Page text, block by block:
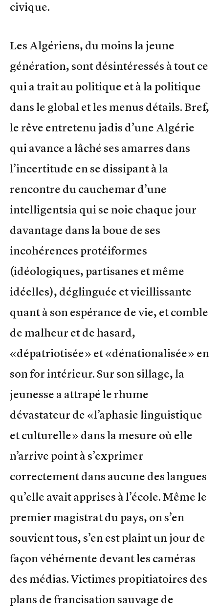
civique.
Les Algériens, du moins la jeune
génération, sont désintéressés à tout ce
qui a trait au politique et à la politique
dans le global et les menus détails. Bref,
le rêve entretenu jadis d’une Algérie
qui avance a lâché ses amarres dans
l’incertitude en se dissipant à la
rencontre du cauchemar d’une
intelligentsia qui se noie chaque jour
davantage dans la boue de ses
incohérences protéiformes
(idéologiques, partisanes et même
idéelles), déglinguée et vieillissante
quant à son espérance de vie, et comble
de malheur et de hasard,
«dépatriotisée» et «dénationalisée» en
son for intérieur. Sur son sillage, la
jeunesse a attrapé le rhume
dévastateur de «l’aphasie linguistique
et culturelle» dans la mesure où elle
n’arrive point à s’exprimer
correctement dans aucune des langues
qu’elle avait apprises à l’école. Même le
premier magistrat du pays, on s’en
souvient tous, s’en est plaint un jour de
façon véhémente devant les caméras
des médias. Victimes propitiatoires des
plans de francisation sauvage de